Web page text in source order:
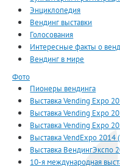
Энциклопедия
Вендинг выставки
Голосования
Интересные факты о
Вендинг в мире
Фото
Пионеры вендинга
Выставка Vending Expo
Выставка Vending Expo
Выставка Vending Expo
Выставка VendExpo 2014
Выставка ВендингЭкспо
10-я международная